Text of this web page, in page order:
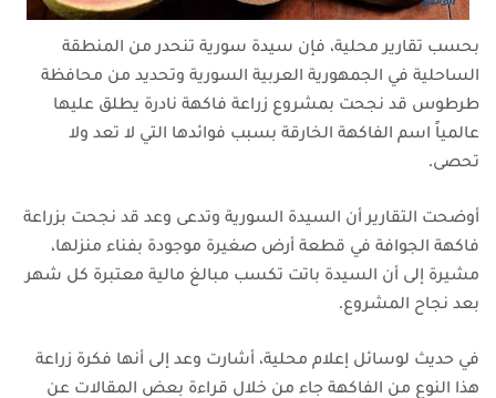
بحسب تقارير محلية، فإن سيدة سورية تنحدر من المنطقة
الساحلية في الجمهورية العربية السورية وتحديد من محافظة
طرطوس قد نجحت بمشروع زراعة فاكهة نادرة يطلق عليها
عالمياً اسم الفاكهة الخارقة بسبب فوائدها التي لا تعد ولا
تحصى.
أوضحت التقارير أن السيدة السورية وتدعى وعد قد نجحت بزراعة
فاكهة الجوافة في قطعة أرض صغيرة موجودة بفناء منزلها،
مشيرة إلى أن السيدة باتت تكسب مبالغ مالية معتبرة كل شهر
بعد نجاح المشروع.
في حديث لوسائل إعلام محلية، أشارت وعد إلى أنها فكرة زراعة
هذا النوع من الفاكهة جاء من خلال قراءة بعض المقالات عن